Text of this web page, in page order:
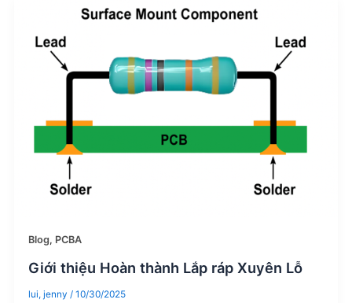
Blog, PCBA
Giới thiệu Hoàn thành Lắp ráp Xuyên Lỗ
lui, jenny / 10/30/2025